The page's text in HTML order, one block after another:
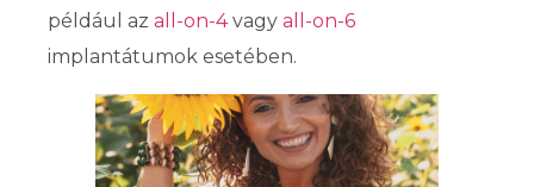
például az all-on-4vagy all-on-6
implantátumok esetében.